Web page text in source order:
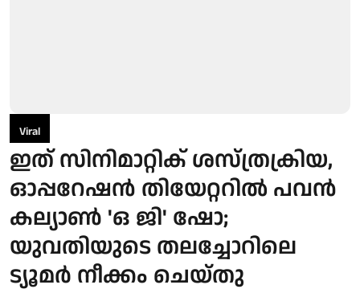
Viral
ഇത് സിനിമാറ്റിക് ശസ്ത്രക്രിയ,
ഓപ്പറേഷന്‍ തിയേറ്ററില്‍ പവന്‍
കല്യാണ്‍ 'ഒ ജി' ഷോ;
യുവതിയുടെ തലച്ചോറിലെ
ട്യൂമര്‍ നീക്കം ചെയ്തു